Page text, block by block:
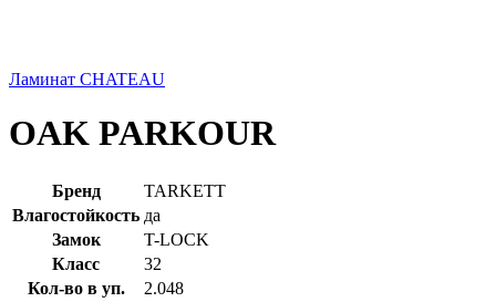
Ламинат CHATEAU
OAK PARKOUR
Бренд
TARKETT
Влагостойкость да
Замок
T-LOCK
Класс
32
Кол-во в уп.
2.048